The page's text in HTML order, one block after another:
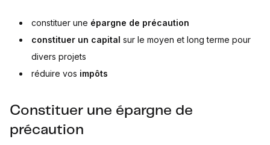
constituer une épargne de précaution
constituer un capital sur le moyen et long terme pour
divers projets
réduire vos impôts
Constituer une épargne de
précaution